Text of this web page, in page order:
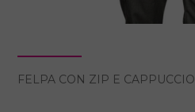
FELPA CON ZIP E CAPPUCCIO